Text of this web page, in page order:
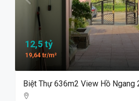
12,5 tỷ
19,64 tr/m²
Biệt Thự 636m2 View Hồ Ngang